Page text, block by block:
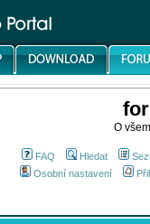
O
FAQ Hledat
Osobní nastavení